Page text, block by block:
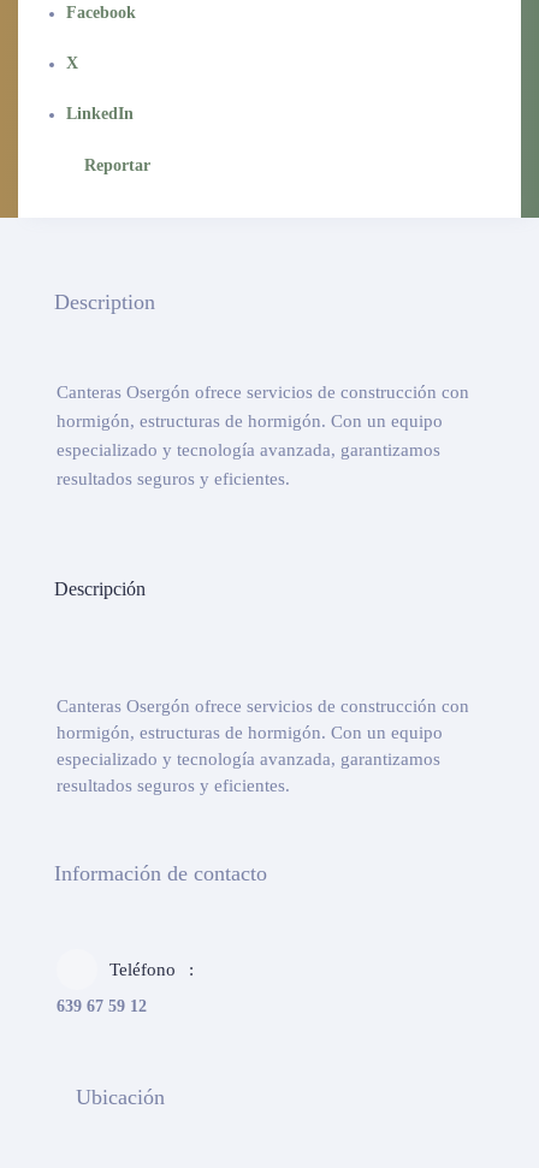
Facebook
X
LinkedIn
Reportar
Description
Canteras Osergón ofrece servicios de construcción con
hormigón, estructuras de hormigón. Con un equipo
especializado y tecnología avanzada, garantizamos
resultados seguros y eficientes.
Descripción
Canteras Osergón ofrece servicios de construcción con
hormigón, estructuras de hormigón. Con un equipo
especializado y tecnología avanzada, garantizamos
resultados seguros y eficientes.
Información de contacto
Teléfono
639 67 59 12
Ubicación